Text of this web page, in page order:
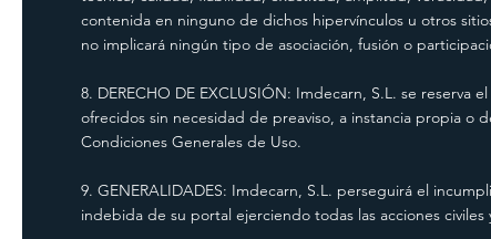
contenida en ninguno de dichos hipervínculos u otros
no implicará ningún tipo de asociación, fusión o
8. DERECHO DE EXCLUSIÓN: Imdecarn, S.L. se
ofrecidos sin necesidad de preaviso, a instancia propia o
Condiciones Generales de Uso.
9. GENERALIDADES: Imdecarn, S.L. perseguirá el
indebida de su portal ejerciendo todas las acciones